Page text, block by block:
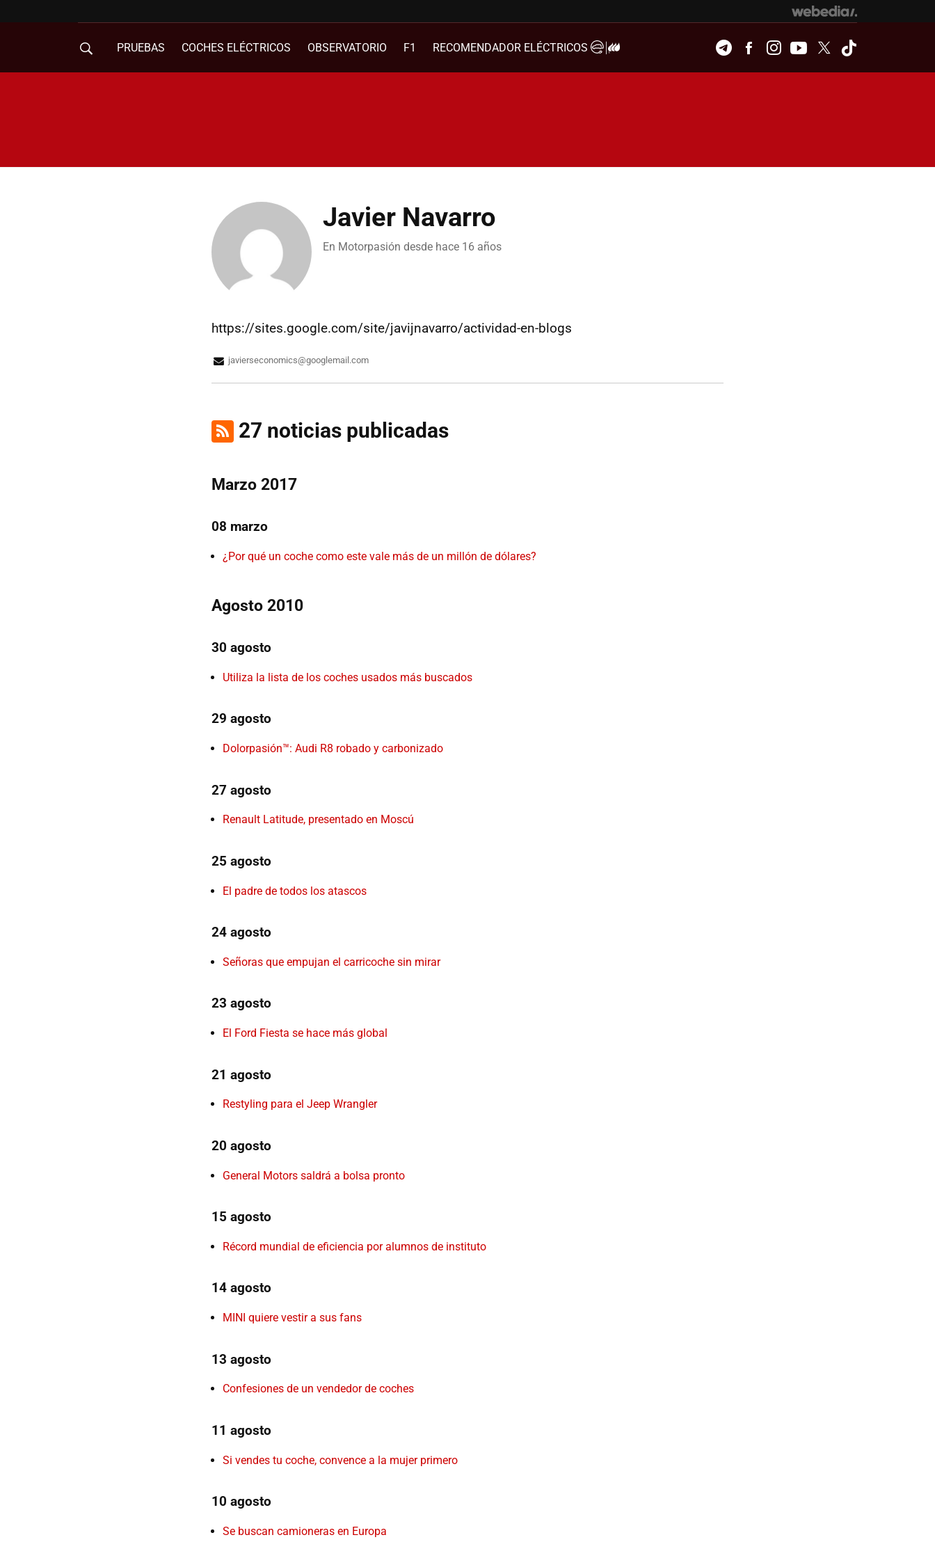
PRUEBAS COCHES ELÉCTRICOS OBSERVATORIO F1
RECOMENDADOR ELÉCTRICOS
TelegramFacebookInstagramYoutubeTwitter
Javier Navarro
En Motorpasión desde hace 16 años
https://sites.google.com/site/javijnavarro/actividad-en-blogs
javierseconomics@googlemail.com
27 noticias publicadas
Marzo 2017
08 marzo
¿Por qué un coche como este vale más de un millón de dólares?
Agosto 2010
30 agosto
Utiliza la lista de los coches usados más buscados
29 agosto
Dolorpasión™: Audi R8 robado y carbonizado
27 agosto
Renault Latitude, presentado en Moscú
25 agosto
El padre de todos los atascos
24 agosto
Señoras que empujan el carricoche sin mirar
23 agosto
El Ford Fiesta se hace más global
21 agosto
Restyling para el Jeep Wrangler
20 agosto
General Motors saldrá a bolsa pronto
15 agosto
Récord mundial de eficiencia por alumnos de instituto
14 agosto
MINI quiere vestir a sus fans
13 agosto
Confesiones de un vendedor de coches
11 agosto
Si vendes tu coche, convence a la mujer primero
10 agosto
Se buscan camioneras en Europa